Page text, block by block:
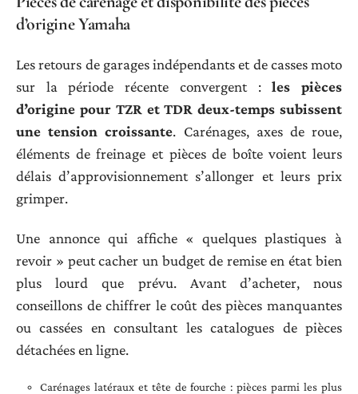
d’origine Yamaha
Les retours de garages indépendants et de casses moto
sur la période récente convergent :les pièces
d’origine pour TZR et TDR deux-temps subissent
une tension croissante. Carénages, axes de roue,
éléments de freinage et pièces de boîte voient leurs
délais d’approvisionnement s’allonger et leurs prix
grimper.
Une annonce qui affiche « quelques plastiques à
revoir » peut cacher un budget de remise en état bien
plus lourd que prévu. Avant d’acheter, nous
conseillons de chiffrer le coût des pièces manquantes
ou cassées en consultant les catalogues de pièces
détachées en ligne.
Carénages latéraux et tête de fourche : pièces parmi les plus